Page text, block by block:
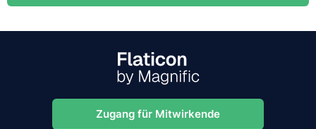
Zugang für Mitwirkende